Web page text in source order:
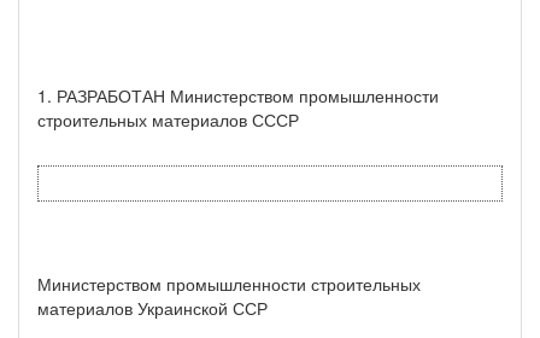
1. РАЗРАБОТАН Министерством промышленности
строительных материалов СССР
Министерством промышленности строительных
материалов Украинской ССР